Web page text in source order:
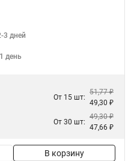
3 дней
1 день
От 15 шт:
51,77 ₽
49,30 ₽
От 30 шт:
49,30 ₽
47,66 ₽
В корзину